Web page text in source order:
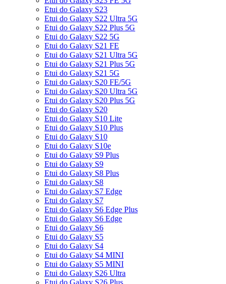
Etui do Galaxy S23
Etui do Galaxy S22 Ultra 5G
Etui do Galaxy S22 Plus 5G
Etui do Galaxy S22 5G
Etui do Galaxy S21 FE
Etui do Galaxy S21 Ultra 5G
Etui do Galaxy S21 Plus 5G
Etui do Galaxy S21 5G
Etui do Galaxy S20 FE/5G
Etui do Galaxy S20 Ultra 5G
Etui do Galaxy S20 Plus 5G
Etui do Galaxy S20
Etui do Galaxy S10 Lite
Etui do Galaxy S10 Plus
Etui do Galaxy S10
Etui do Galaxy S10e
Etui do Galaxy S9 Plus
Etui do Galaxy S9
Etui do Galaxy S8 Plus
Etui do Galaxy S8
Etui do Galaxy S7 Edge
Etui do Galaxy S7
Etui do Galaxy S6 Edge Plus
Etui do Galaxy S6 Edge
Etui do Galaxy S6
Etui do Galaxy S5
Etui do Galaxy S4
Etui do Galaxy S4 MINI
Etui do Galaxy S5 MINI
Etui do Galaxy S26 Ultra
Etui do Galaxy S26 Plus